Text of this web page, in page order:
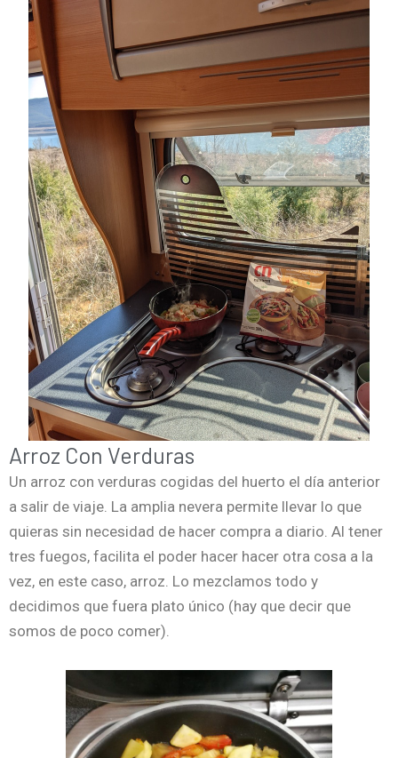
Arroz Con Verduras
Un arroz con verduras cogidas del huerto el día anterior
a salir de viaje. La amplia nevera permite llevar lo que
quieras sin necesidad de hacer compra a diario. Al tener
tres fuegos, facilita el poder hacer hacer otra cosa a la
vez, en este caso, arroz. Lo mezclamos todo y
decidimos que fuera plato único (hay que decir que
somos de poco comer).